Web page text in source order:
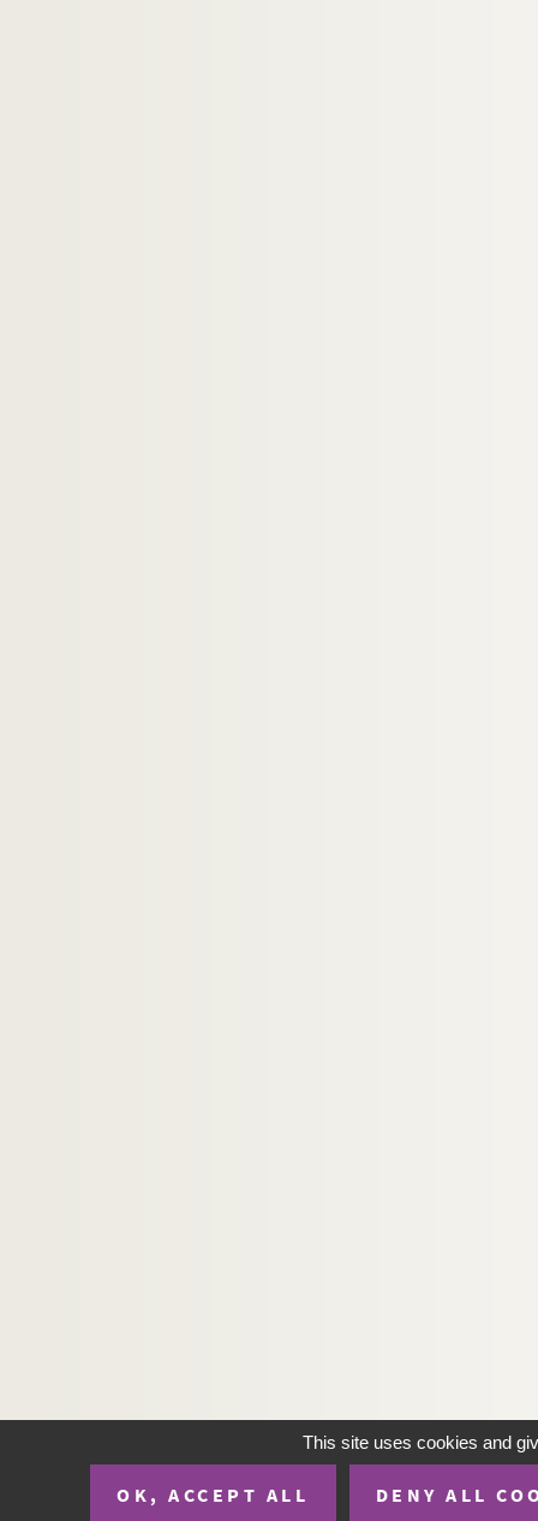
This site uses cookies and
OK, ACCEPT ALL DENY ALL